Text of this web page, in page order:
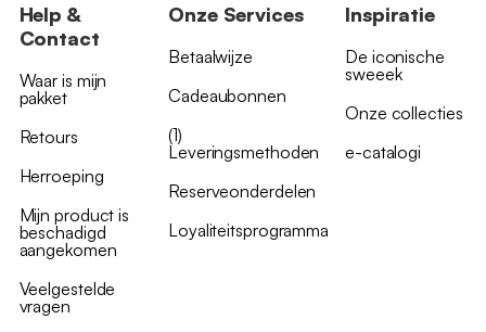
Help &
Contact
Waar is mijn
pakket
Retours
Herroeping
Mijn product is
beschadigd
aangekomen
Veelgestelde
vragen
Onze Services
Betaalwijze
Cadeaubonnen
(1)
Leveringsmethoden
Reserveonderdelen
Loyaliteitsprogramma
Inspiratie
De iconische
sweeek
Onze collecties
e-catalogi